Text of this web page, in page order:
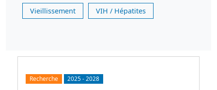
Vieillissement VIH / Hépatites
Recherche 2025-2028